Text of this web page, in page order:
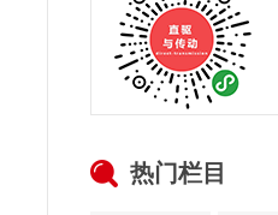
热门栏目